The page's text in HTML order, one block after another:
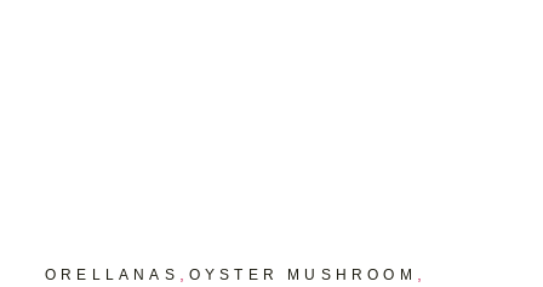
ORELLANAS OYSTER MUSHROOM